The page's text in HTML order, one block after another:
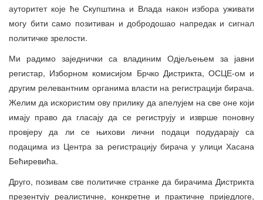
ауторитет које ће Скупштина и Влада након избора уживати
могу бити само позитиван и добродошао напредак и сигнал
политичке зрелости.
Ми радимо заједнички са владиним Одјељењем за јавни
регистар, Изборном комисијом Брчко Дистрикта, ОСЦЕ-ом и
другим релевантним органима власти на регистрацији бирача.
Желим да искористим ову прилику да апелујем на све оне који
имају право да гласају да се региструју и изврше поновну
провјеру да ли се њихови лични подаци подударају са
подацима из Центра за регистрацију бирача у улици Хасана
Бећиревића.
Друго, позивам све политичке странке да бирачима Дистрикта
презентују реалистичне, конкретне и практичне приједлоге,